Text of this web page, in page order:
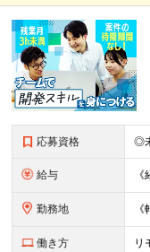
応募資格
給与
勤務地
働き方 リ